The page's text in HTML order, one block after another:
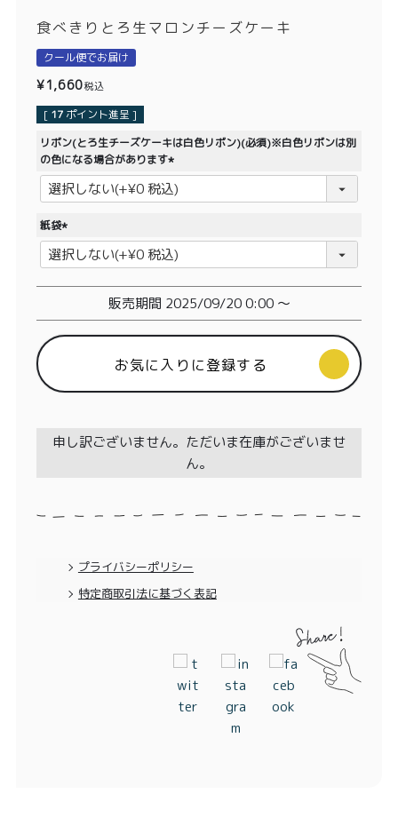
¥2,000〜¥3,999
〜¥1,999
¥4,000〜¥5,999
読みもの
商品
ご利用ガイド
プライバシーポリシー
特定商取引法に基づく表記
食べきりとろ生マロンチーズケーキ
クール便でお届け
¥1,660税込
[ 17 ポイント進呈 ]
リボン(とろ生チーズケーキは白色リボン)(必須)※白色リボンは別
の色になる場合があります
(
必
紙袋
(
必
販売期間 2025/09/20 0:00 〜
お気に入りに登録する
申し訳ございません。ただいま在庫がございませ
ん。
プライバシーポリシー
特定商取引法に基づく表記